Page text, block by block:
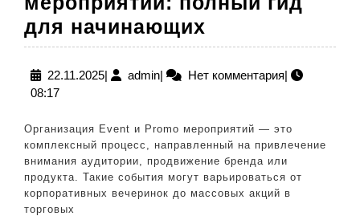
для начинающих
Event
и
мероприятий:
полный
гид
для
22.11.202522.11.2025
| adminadmin
| Нет комментария|
08:17
Организация Event и Promo мероприятий — это
комплексный процесс, направленный на привлечение
внимания аудитории, продвижение бренда или
продукта. Такие события могут варьироваться от
корпоративных вечеринок до массовых акций в
торговых